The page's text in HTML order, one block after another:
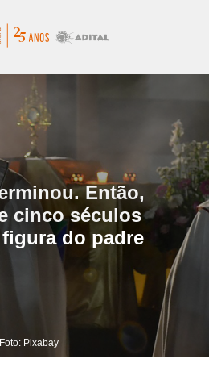
Então,
cinco séculos
do padre
Foto: Pixabay